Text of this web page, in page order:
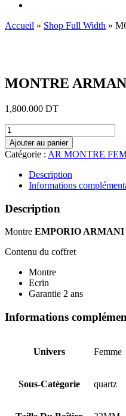
Accueil » Shop Full Width »
MONTRE
1,800.000 DT
quantité
de
MONTRE
ARMANI
AR11523
Ajouter au panier
Catégorie : AR MONTRE
Description
Informations
Description
Montre EMPORIO ARMANI
Contenu du coffret
Montre
Ecrin
Garantie 2 ans
Informations
Univers Femme
Sous-Catégorie quartz